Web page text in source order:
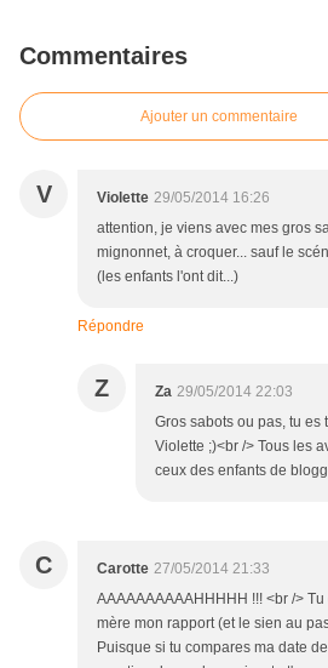
Commentaires
Ajouter un commentaire
V Violette 29/05/2014 16:26
attention, je viens avec mes gros
mignonnet, à croquer... sauf le
(les enfants l'ont dit...)
Répondre
Z Za 29/05/2014 22:03
Gros sabots ou pas, tu
Violette ;)<br /> Tous les
ceux des enfants de
C Carotte 27/05/2014 21:33
AAAAAAAAAAHHHHH !!! <br />
mère mon rapport (et le sien au
Puisque si tu compares ma date